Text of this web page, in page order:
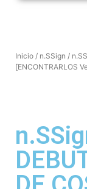
Inicio / n.SSign /
[ENCONTRARLOS